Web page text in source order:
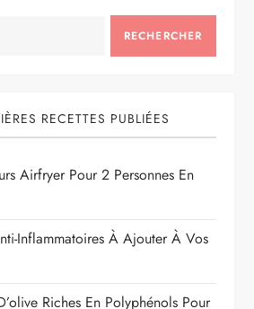
RECHERCHER
RECETTES PUBLIÉES
Airfryer Pour 2 Personnes En
Inflammatoires À Ajouter À Vos
Riches En Polyphénols Pour